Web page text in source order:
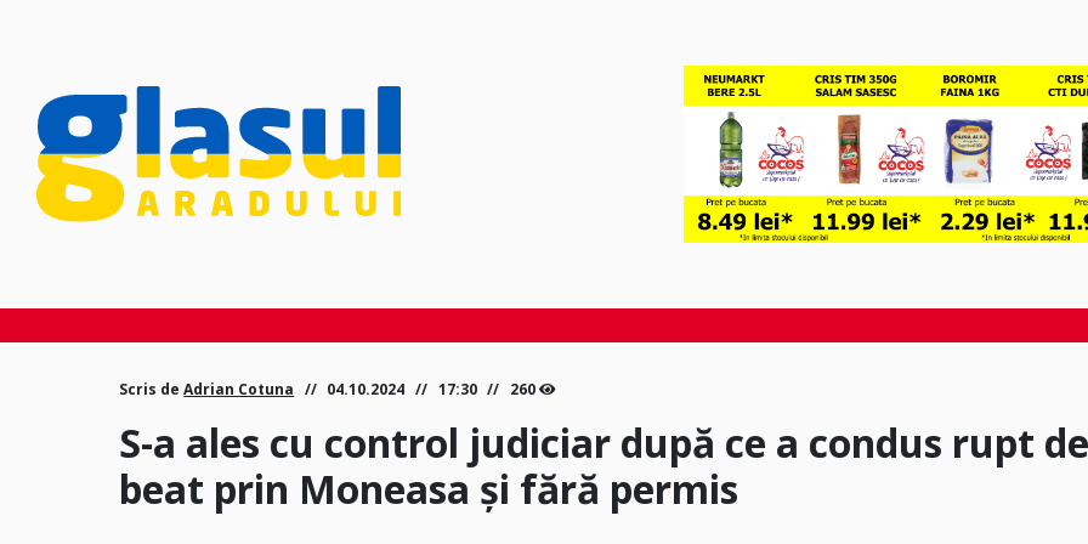
Scris deAdrian Cotuna 04.10.2024 17:30 260
S-a ales cu control judiciar după ce a condus rupt
beat prin Moneasa și fără permis